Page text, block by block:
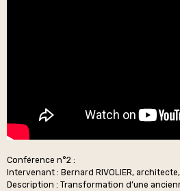
Conférence n°2 :
Intervenant : Bernard RIVOLIER,
Description : Transformation d’une